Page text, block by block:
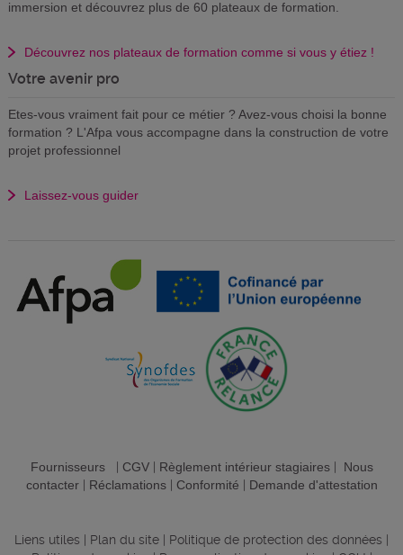
immersion et découvrez plus de 60 plateaux de formation.
Découvrez nos plateaux de formation comme si vous y étiez !
Votre avenir pro
Etes-vous vraiment fait pour ce métier ? Avez-vous choisi la bonne
formation ? L'Afpa vous accompagne dans la construction de votre
projet professionnel
Laissez-vous guider
Fournisseurs| CGV| Règlement intérieur stagiaires| Nous
contacter| Réclamations| Conformité Demande d'attestation
Liens utiles Plan du site Politique de protection des données